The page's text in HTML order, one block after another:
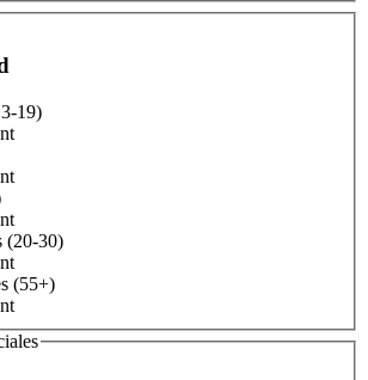
19)
(20-30)
(55+)